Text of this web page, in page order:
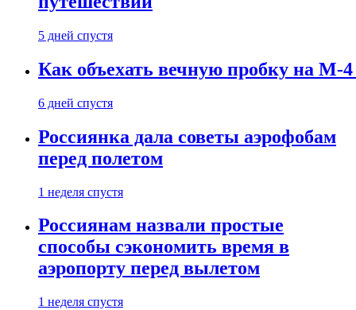
5 дней спустя
Как объехать вечную пробку на М-
6 дней спустя
Россиянка дала советы аэрофобам
перед полетом
1 неделя спустя
Россиянам назвали простые
способы сэкономить время в
аэропорту перед вылетом
1 неделя спустя